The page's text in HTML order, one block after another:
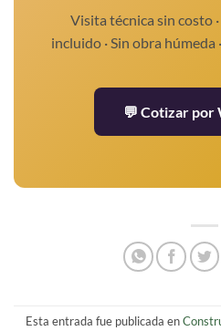
Visita técnica sin costo
incluido · Sin obra
💬 Cotizar por
Esta entrada fue publicada en